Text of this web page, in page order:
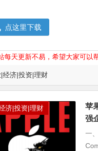
点这里下载
每天更新不易，希望大家可以
经济|投资|理财
济|投资|理财
苹
强
一